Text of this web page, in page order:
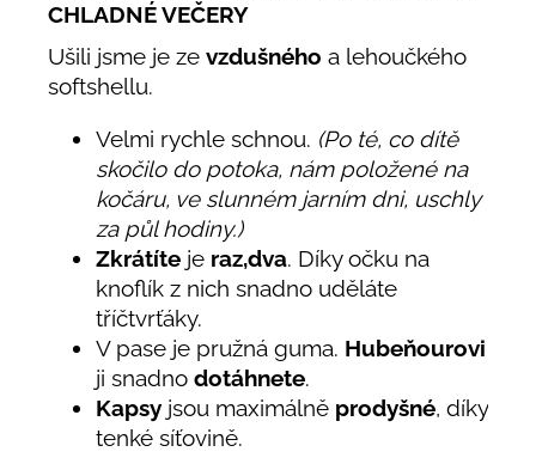
CHLADNÉ VEČERY
Ušili jsme je ze vzdušného a lehoučkého
softshellu.
Velmi rychle schnou. (Po té, co dítě
skočilo do potoka, nám položené na
kočáru, ve slunném jarním dni, uschly
za půl hodiny.)
Zkrátíte je raz,dva. Díky očku na
knoflík z nich snadno uděláte
tříčtvrťáky.
V pase je pružná guma. Hubeňourovi
ji snadno dotáhnete.
Kapsy jsou maximálně prodyšné, díky
tenké síťovině.